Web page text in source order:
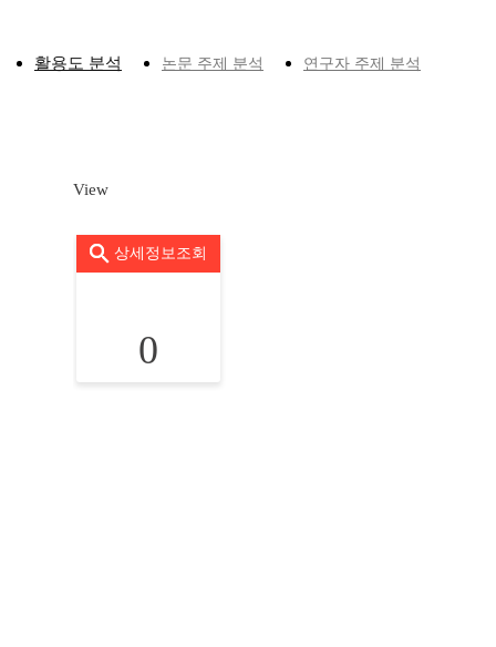
활용도 분석 논문 주제 분석 연구자 주제 분석
View
상세정보조회
0